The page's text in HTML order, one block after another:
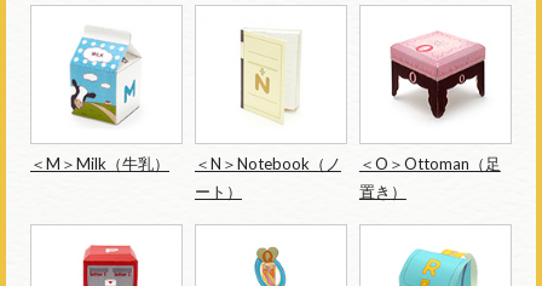
＜M＞Milk（牛乳）
＜N＞Notebook（ノ
ート）
＜O＞Ottoman（足
置き）